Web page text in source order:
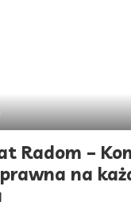
Radom –
na